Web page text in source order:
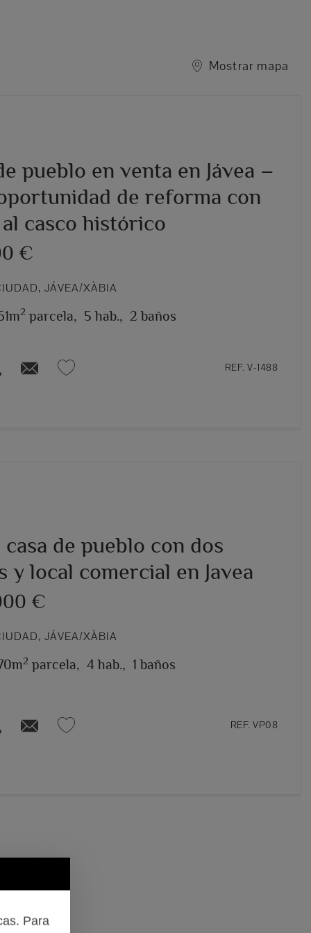
Para
Mostrar mapa
pueblo en venta en Jávea –
de reforma con
casco histórico
€
JÁVEA/XÀBIA
2 parcela, 5 hab., 2 baños
REF. V-1488
de pueblo con dos
y local comercial en Javea
€
JÁVEA/XÀBIA
2 parcela, 4 hab., 1 baños
REF. VP08